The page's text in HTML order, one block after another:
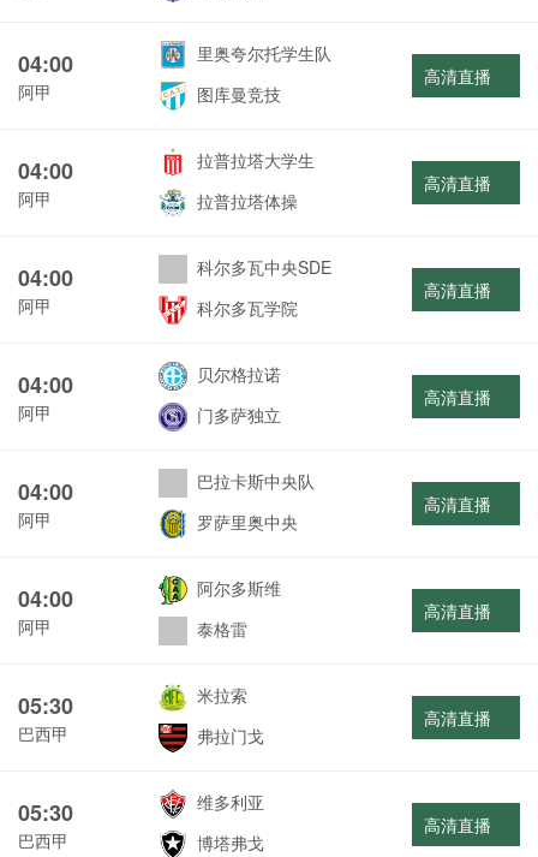
04:00
阿甲
里奥夸尔托学生队
图库曼竞技
高清直播
04:00
阿甲
拉普拉塔大学生
拉普拉塔体操
高清直播
04:00
阿甲
科尔多瓦中央SDE
科尔多瓦学院
高清直播
04:00
阿甲
贝尔格拉诺
门多萨独立
高清直播
04:00
阿甲
巴拉卡斯中央队
罗萨里奥中央
高清直播
04:00
阿甲
阿尔多斯维
泰格雷
高清直播
05:30
巴西甲
米拉索
弗拉门戈
高清直播
05:30
巴西甲
维多利亚
博塔弗戈
高清直播